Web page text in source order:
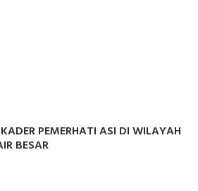
PEMERHATI ASI DI WILAYAH
BESAR